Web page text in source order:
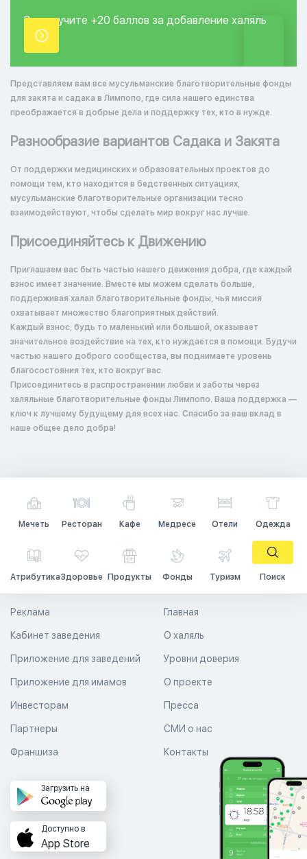
Вы получите +20 баллов за добавление халяль
точки.
Представляем вам все мусульманские благотворительные фонды
для закята и садака в Лимпопо, где сила нашего единства
преображается в добрые дела и поддержку тех, кто в нужде.
Разнообразие вариантов Садака и Закята
От поддержки медицинских и образовательных проектов до
помощи тем, кто находится в бедственных ситуациях,
мусульманские благотворительные организации тесно
взаимодействуют, чтобы сделать мир вокруг нас лучше.
Присоединяйтесь к Движению
Приглашаем вас быть частью нашего движения добра, где каждый
взнос имеет значение. Вместе мы можем сделать больше,
поддерживая халал благотворительные фонды, чья миссия
охватывает множество благоприятных действий.
Каждый взнос, будь то маленький или большой, оказывает
значительное воздействие на тех, кто нуждается в помощи. Будучи
частью нашего доброго сообщества, вы поднимаете уровень
благосостояния тех, кто вокруг вас.
Присоединитесь в распространении любви и заботы через
халяльные благотворительные фонды Лимпопо. Ваша поддержка —
ключ к лучшему будущему для всех нас. Спасибо за ваш вклад в
наше общее дело добра!
Мечеть Ресторан Кафе Медресе Отели Одежда
АтрибутикаЗдоровье Продукты Фонды Туризм Поиск
Главная
О халяль
Уровни доверия
Реклама
Кабинет заведения
Приложение для заведений
Приложение для имамов О проекте
Пресса
СМИ о нас
Контакты
Инвесторам
Партнеры
Франшиза
Загрузить на
Доступно в
App Store